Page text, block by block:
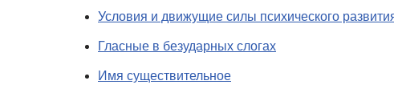
Условия и движущие силы психического
Гласные в безударных слогах
Имя существительное